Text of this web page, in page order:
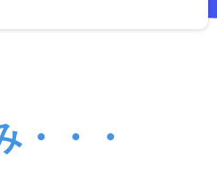
・・・